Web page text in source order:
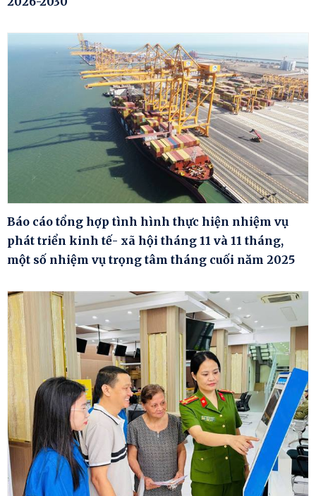
Báo cáo tổng hợp tình hình thực hiện nhiệm vụ
phát triển kinh tế- xã hội tháng 11 và 11 tháng,
một số nhiệm vụ trọng tâm tháng cuối năm 2025